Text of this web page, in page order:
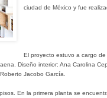
ciudad de México y fue
El proyecto estuvo a cargo de
Diseño interior: Ana Carolina
Jacobo García.
En la primera planta se